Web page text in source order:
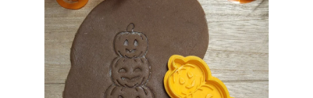
hvězdiček.